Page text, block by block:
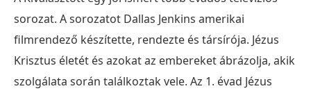
sorozat. A sorozatot Dallas Jenkins amerikai
filmrendező készítette, rendezte és társírója. Jézus
Krisztus életét és azokat az embereket ábrázolja, akik
szolgálata során találkoztak vele. Az 1. évad Jézus